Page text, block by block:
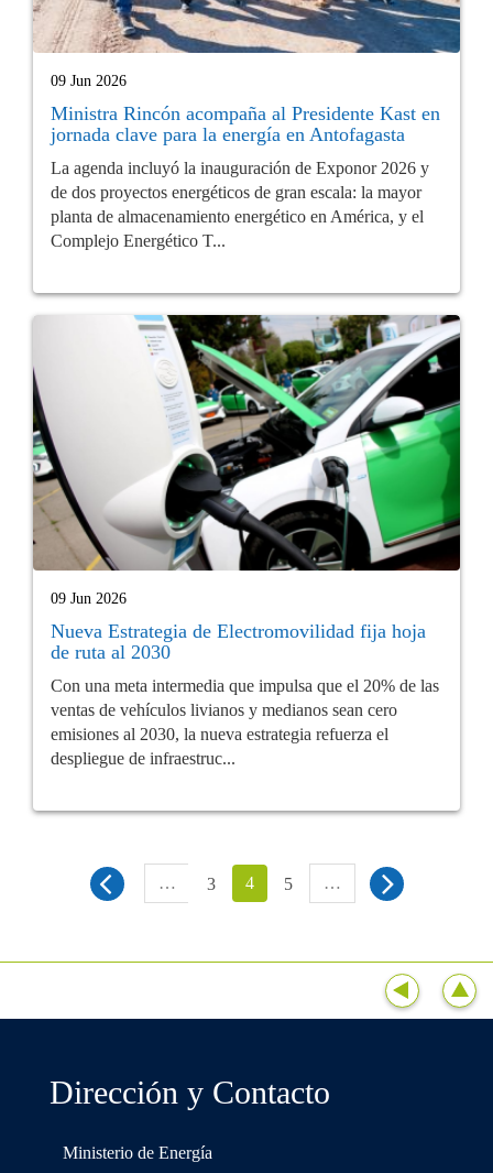
09 Jun 2026
Ministra Rincón acompaña al Presidente Kast en
jornada clave para la energía en Antofagasta
La agenda incluyó la inauguración de Exponor 2026 y
de dos proyectos energéticos de gran escala: la mayor
planta de almacenamiento energético en América, y el
Complejo Energético T...
09 Jun 2026
Nueva Estrategia de Electromovilidad fija hoja
de ruta al 2030
Con una meta intermedia que impulsa que el 20% de las
ventas de vehículos livianos y medianos sean cero
emisiones al 2030, la nueva estrategia refuerza el
despliegue de infraestruc...
… 3 4 5 …
Dirección y Contacto
Ministerio de Energía